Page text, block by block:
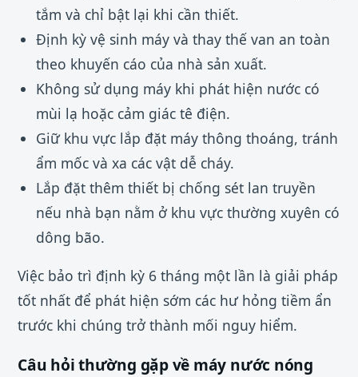
tắm và chỉ bật lại khi cần thiết.
Định kỳ vệ sinh máy và thay thế van an toàn
theo khuyến cáo của nhà sản xuất.
Không sử dụng máy khi phát hiện nước có
mùi lạ hoặc cảm giác tê điện.
Giữ khu vực lắp đặt máy thông thoáng, tránh
ẩm mốc và xa các vật dễ cháy.
Lắp đặt thêm thiết bị chống sét lan truyền
nếu nhà bạn nằm ở khu vực thường xuyên có
dông bão.
Việc bảo trì định kỳ 6 tháng một lần là giải pháp
tốt nhất để phát hiện sớm các hư hỏng tiềm ẩn
trước khi chúng trở thành mối nguy hiểm.
Câu hỏi thường gặp về máy nước nóng